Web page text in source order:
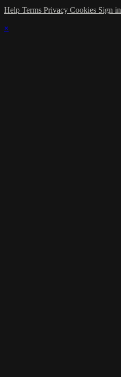
Help Terms Privacy Cookies Sign in
×